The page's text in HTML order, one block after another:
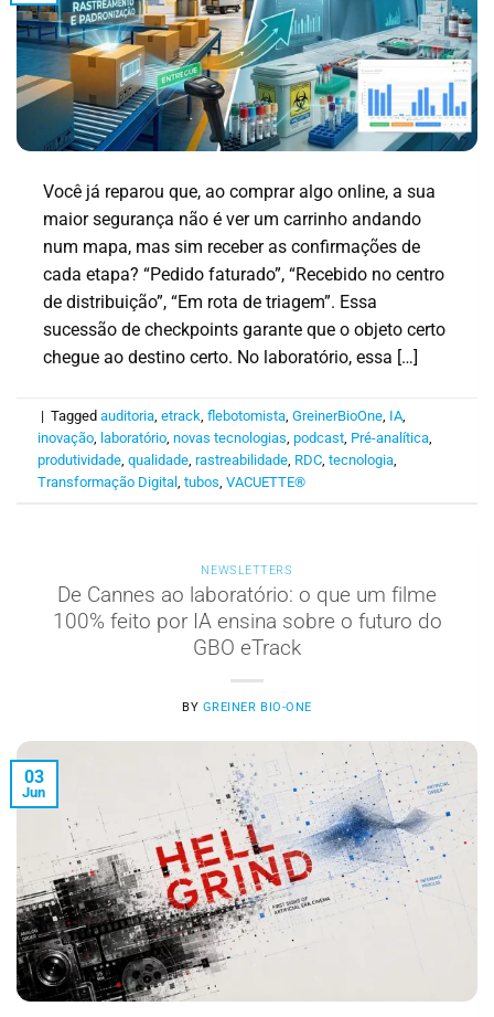
Você já reparou que, ao comprar algo online, a sua
maior segurança não é ver um carrinho andando
num mapa, mas sim receber as confirmações de
cada etapa? “Pedido faturado”, “Recebido no centro
de distribuição”, “Em rota de triagem”. Essa
sucessão de checkpoints garante que o objeto certo
chegue ao destino certo. No laboratório, essa […]
| Taggedauditoria,etrack,flebotomista,GreinerBioOne, IA,
inovação, laboratório,novas tecnologias,podcast, Pré-analítica,
produtividade,qualidade,rastreabilidade, RDC,tecnologia,
Transformação Digital,tubos,VACUETTE®
NEWSLETTERS
De Cannes ao laboratório: o que um filme
100% feito por IA ensina sobre o futuro do
GBO eTrack
BY GREINER BIO-ONE
03
Jun